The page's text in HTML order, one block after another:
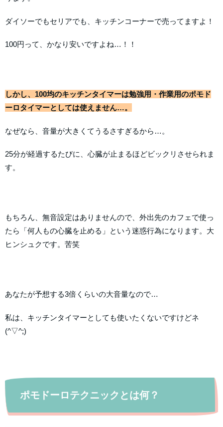
ダイソーでもセリアでも、キッチンコーナーで売ってますよ！
100円って、かなり安いですよね…！！
しかし、100均のキッチンタイマーは勉強用・作業用のポモド
ーロタイマーとしては使えません…。
なぜなら、音量が大きくてうるさすぎるから…。
25分が経過するたびに、心臓が止まるほどビックリさせられま
す。
もちろん、無音設定はありませんので、外出先のカフェで使っ
たら「何人もの心臓を止める」という迷惑行為になります。大
ヒンシュクです。苦笑
あなたが予想する3倍くらいの大音量なので…
私は、キッチンタイマーとしても使いたくないですけどネ
(^▽^;)
ポモドーロテクニックとは何？